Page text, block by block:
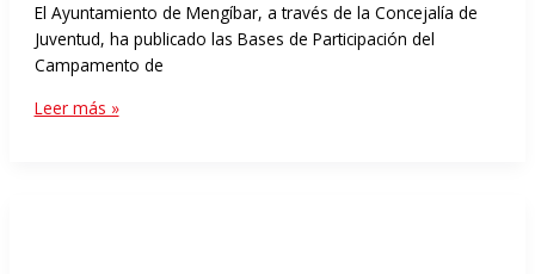
El Ayuntamiento de Mengíbar, a través de la Concejalía de
Juventud, ha publicado las Bases de Participación del
Campamento de
Leer más »